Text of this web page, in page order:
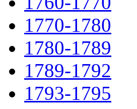
1770-1780
1780-1789
1789-1792
1793-1795